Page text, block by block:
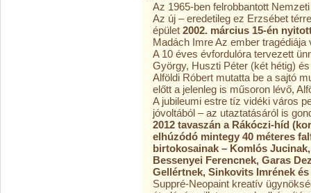
Az 1965-ben felrobbantott
Az új – eredetileg ez Erzsébet
épület 2002. március 15-én
Madách Imre Az ember
A 10 éves évfordulóra tervezett
György, Huszti Péter (két hétig)
Alföldi Róbert mutatta be a sajtó
előtt a jelenleg is műsoron lévő,
A jubileumi estre tíz vidéki város
jóvoltából – az utaztatásáról is
2012 tavaszán a Rákóczi-híd
elhúzódó mintegy 40 méteres
birtokosainak – Komlós
Bessenyei Ferencnek, Garas
Gellértnek, Sinkovits Imrének
Suppré-Neopaint kreatív